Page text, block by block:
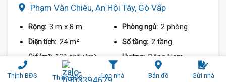
Thịnh BĐS Thịnh BĐS Lọc nhà Bản đồ Gửi nhà
Phạm Văn Chiêu, An Hội Tây, Gò Vấp
Rộng: 3 m x 8 m Phòng ngủ: 2 phòng
Diện tích: 24 m² Số tầng: 2 tầng
Giá/m²:131 triệu/m² Hướng:Đông Nam
3 tỷ 380 triệu 3 tỷ 490 triệu Chia sẻ